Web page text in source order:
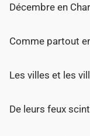
Décembre en
Comme partout
Les villes et les
De leurs feux